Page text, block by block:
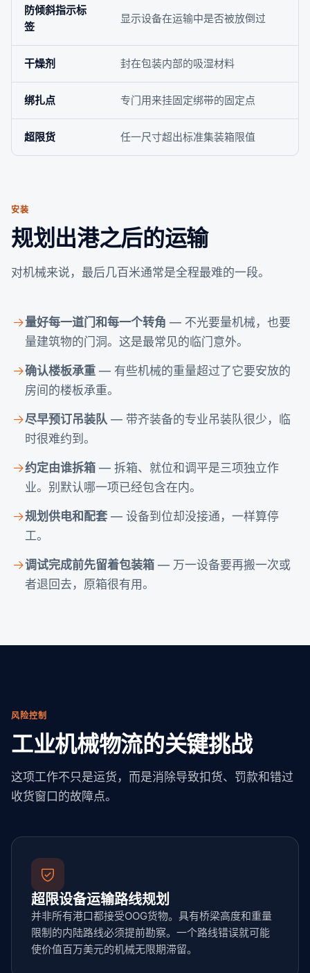
防倾斜指示标
签
显示设备在运输中是否被放倒过
干燥剂 封在包装内部的吸湿材料
绑扎点 专门用来挂固定绑带的固定点
超限货 任一尺寸超出标准集装箱限值
安装
规划出港之后的运输
对机械来说，最后几百米通常是全程最难的一段。
量好每一道门和每一个转角 — 不光要量机械，也要
量建筑物的门洞。这是最常见的临门意外。
确认楼板承重 — 有些机械的重量超过了它要安放的
房间的楼板承重。
尽早预订吊装队 — 带齐装备的专业吊装队很少，临
时很难约到。
约定由谁拆箱 — 拆箱、就位和调平是三项独立作
业。别默认哪一项已经包含在内。
规划供电和配套 — 设备到位却没接通，一样算停
工。
调试完成前先留着包装箱 — 万一设备要再搬一次或
者退回去，原箱很有用。
风险控制
工业机械物流的关键挑战
这项工作不只是运货，而是消除导致扣货、罚款和错过
收货窗口的故障点。
超限设备运输路线规划
并非所有港口都接受OOG货物。具有桥梁高度和重量
限制的内陆路线必须提前勘察。一个路线错误就可能
使价值百万美元的机械无限期滞留。